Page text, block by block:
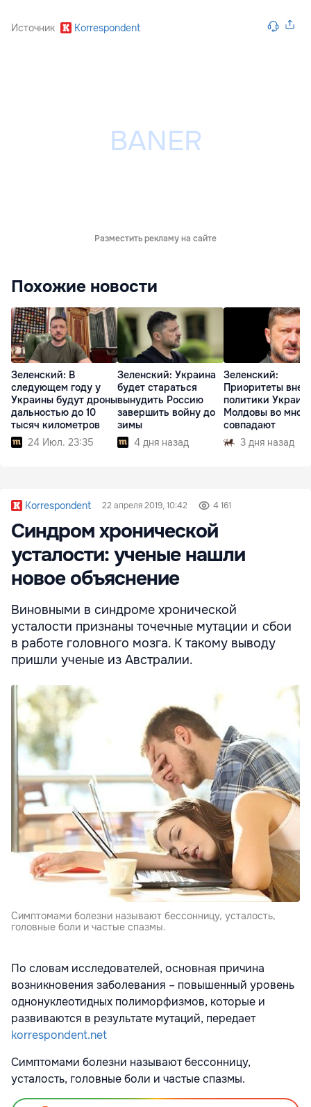
Источник Korrespondent
Разместить рекламу на сайте
Похожие новости
Зеленский: В
следующем году у
Украины будут дроны
дальностью до 10
тысяч километров
24 Июл. 23:35
Зеленский: Украина
будет стараться
вынудить Россию
завершить войну до
зимы
4 дня назад
Зеленский:
Приоритеты
политики
Молдовы во
совпадают
3 дня назад
Korrespondent 22 апреля 2019, 10:42 4 161
Синдром хронической
усталости: ученые нашли
новое объяснение
Виновными в синдроме хронической
усталости признаны точечные мутации и сбои
в работе головного мозга. К такому выводу
пришли ученые из Австралии.
Симптомами болезни называют бессонницу, усталость,
головные боли и частые спазмы.
По словам исследователей, основная причина
возникновения заболевания – повышенный уровень
однонуклеотидных полиморфизмов, которые и
развиваются в результате мутаций, передает
korrespondent.net
Симптомами болезни называют бессонницу,
усталость, головные боли и частые спазмы.